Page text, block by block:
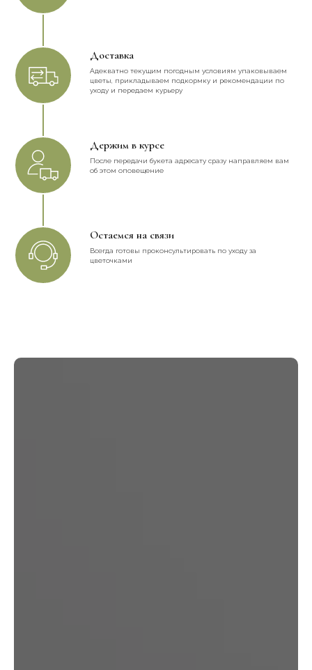
Доставка
Адекватно текущим погодным условиям упаковываем
цветы, прикладываем подкормку и рекомендации по
уходу и передаем курьеру
Держим в курсе
После передачи букета адресату сразу направляем вам
об этом оповещение
Остаемся на связи
Всегда готовы проконсультировать по уходу за
цветочками